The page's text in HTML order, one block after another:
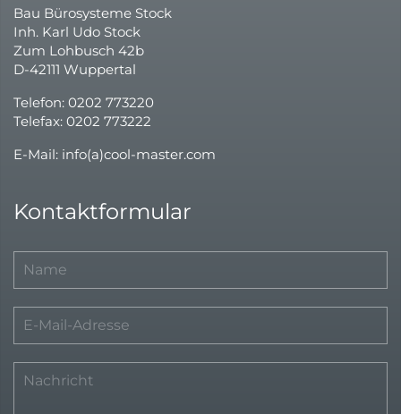
Bau Bürosysteme Stock
Inh. Karl Udo Stock
Zum Lohbusch 42b
D-42111 Wuppertal
Telefon: 0202 773220
Telefax: 0202 773222
E-Mail: info(a)cool-master.com
Kontaktformular